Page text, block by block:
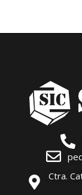
Ctra.